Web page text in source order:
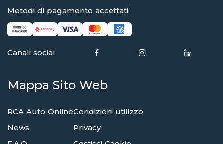
Metodi di pagamento accettati
Canali social
Mappa Sito Web
RCA Auto Online
News
Condizioni utilizzo
Privacy